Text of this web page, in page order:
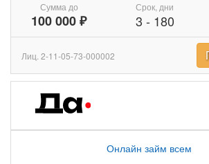
Сумма до
100 000 ₽
Срок, дни
3 - 180
Лиц. 2-11-05-73-000002
Онлайн займ всем